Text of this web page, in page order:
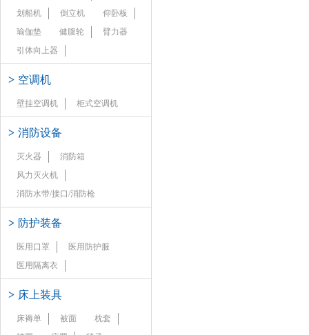
划船机
倒立机
仰卧板
瑜伽垫
健腹轮
臂力器
引体向上器
> 空调机
壁挂空调机 柜式空调机
> 消防设备
灭火器
消防箱
风力灭火机
消防水带/接口/消防枪
> 防护装备
医用口罩
医用防护服
医用隔离衣
> 床上装具
床褥单 被面
枕套